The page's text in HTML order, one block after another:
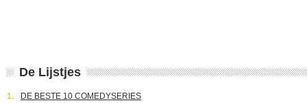
De Lijstjes
1. DE BESTE 10 COMEDYSERIES